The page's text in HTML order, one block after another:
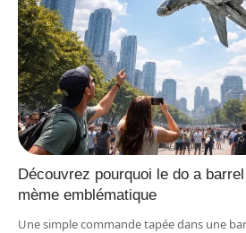
Découvrez pourquoi le do a
mème emblématique
Une simple commande tapée dans une